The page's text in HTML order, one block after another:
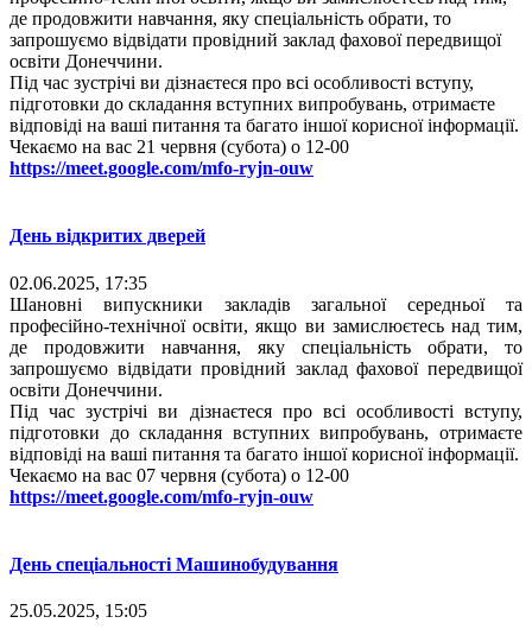
де продовжити навчання, яку спеціальність обрати, то
запрошуємо відвідати провідний заклад фахової передвищої
освіти Донеччини.
Під час зустрічі ви дізнаєтеся про всі особливості вступу,
підготовки до складання вступних випробувань, отримаєте
відповіді на ваші питання та багато іншої корисної інформації.
Чекаємо на вас 21 червня (субота) о 12-00
https://meet.google.com/mfo-ryjn-ouw
День відкритих дверей
02.06.2025, 17:35
Шановні випускники закладів загальної середньої та
професійно-технічної освіти, якщо ви замислюєтесь над тим,
де продовжити навчання, яку спеціальність обрати, то
запрошуємо відвідати провідний заклад фахової передвищої
освіти Донеччини.
Під час зустрічі ви дізнаєтеся про всі особливості вступу,
підготовки до складання вступних випробувань, отримаєте
відповіді на ваші питання та багато іншої корисної інформації.
Чекаємо на вас 07 червня (субота) о 12-00
https://meet.google.com/mfo-ryjn-ouw
День спеціальності Машинобудування
25.05.2025, 15:05